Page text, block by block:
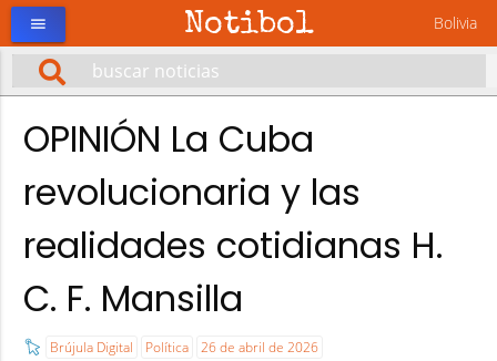
Notibol Bolivia
menu
OPINIÓN La Cuba
revolucionaria y las
realidades cotidianas H.
C. F. Mansilla
Brújula Digital Política 26 de abril de 2026